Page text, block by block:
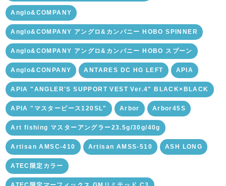
Anglo&COMPANY
Anglo&COMPANY アングロ&カンパニー HOBO SPINNER
Anglo&COMPANY アングロ&カンパニー HOBO スプーン
Anglo&CONPANY ANTARES DC HG LEFT APIA
APIA "ANGLER'S SUPPORT VEST Ver.4" BLACK×BLACK
APIA "マスターピース120SL" Arbor Arbor45S
Art fishing マスターアングラー23.5g/30g/40g
Artisan AMSC-410 Artisan AMSS-510 ASH LONG
ATEC限定カラー